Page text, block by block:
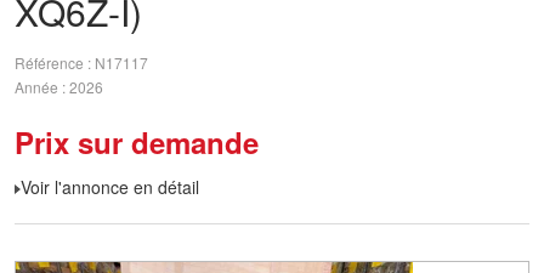
XQ6Z-I)
Référence
N17117
Année 2026
Prix sur demande
Voir l'annonce en détail